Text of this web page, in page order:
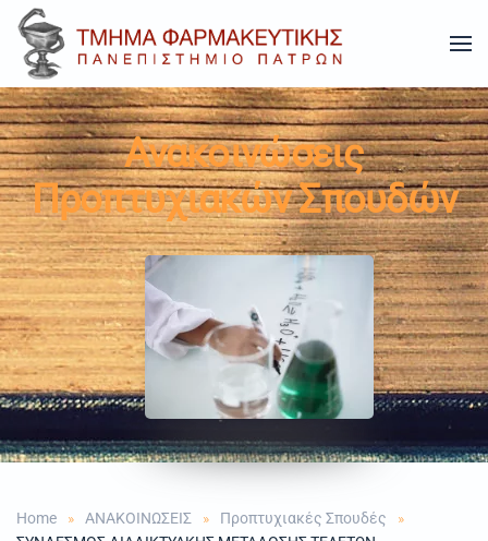
Skip to main content
Ανακοινώσεις
Προπτυχιακών Σπουδών
Home ΑΝΑΚΟΙΝΩΣΕΙΣ
Προπτυχιακές Σπουδές